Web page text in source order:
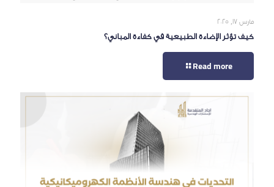
مارس 17, 2025
كيف تؤثر الإضاءة الطبيعية في كفاءة المباني؟
Read more